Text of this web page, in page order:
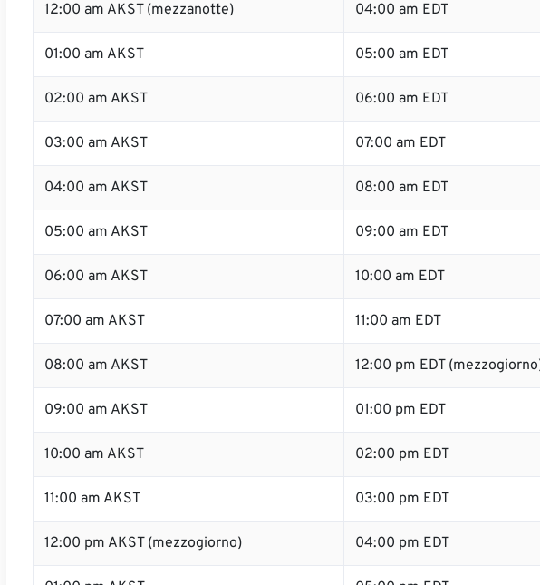
12:00 am AKST (mezzanotte) 04:00 am EDT
01:00 am AKST 05:00 am EDT
02:00 am AKST 06:00 am EDT
03:00 am AKST 07:00 am EDT
04:00 am AKST 08:00 am EDT
05:00 am AKST 09:00 am EDT
06:00 am AKST 10:00 am EDT
07:00 am AKST 11:00 am EDT
08:00 am AKST 12:00 pm EDT
09:00 am AKST 01:00 pm EDT
10:00 am AKST 02:00 pm EDT
11:00 am AKST 03:00 pm EDT
12:00 pm AKST (mezzogiorno) 04:00 pm EDT